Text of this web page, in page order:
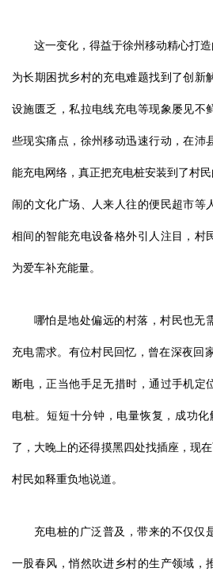
这一变化，得益于徐州移动精心打造
为长期困扰乡村的充电难题找到了创新
设施匮乏，私拉电线充电等现象屡见不
些现实痛点，徐州移动迅速行动，在沛
能充电网络，真正把充电桩安装到了村
闹的文化广场、人来人往的便民超市等
相间的智能充电设备格外引人注目，村
为爱车补充能量。
哪怕是地处偏远的村落，村民也无
充电需求。有位村民回忆，曾在深夜回
断电，正当他手足无措时，通过手机定
电桩。短短十分钟，电量恢复，成功
了，大晚上的还得摸黑四处找插座，现
村民如释重负地说道。
充电桩的广泛普及，带来的不仅仅
一股春风，悄然吹进乡村的生产领域，